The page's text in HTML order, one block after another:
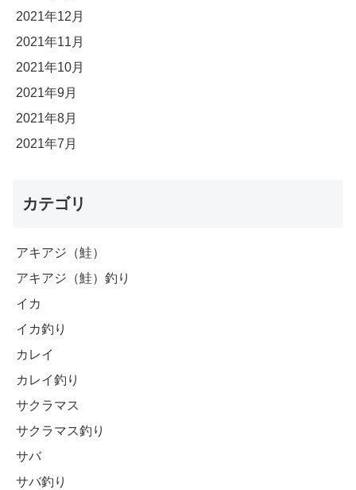
2021年12月
2021年11月
2021年10月
2021年9月
2021年8月
2021年7月
カテゴリ
アキアジ（鮭）
アキアジ（鮭）釣り
イカ
イカ釣り
カレイ
カレイ釣り
サクラマス
サクラマス釣り
サバ
サバ釣り